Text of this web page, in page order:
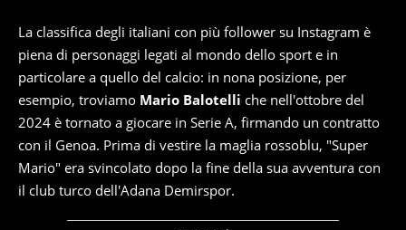
La classifica degli italiani con più follower su Instagram è
piena di personaggi legati al mondo dello sport e in
particolare a quello del calcio: in nona posizione, per
esempio, troviamo Mario Balotelli che nell'ottobre del
2024 è tornato a giocare in Serie A, firmando un contratto
con il Genoa. Prima di vestire la maglia rossoblu, "Super
Mario" era svincolato dopo la fine della sua avventura con
il club turco dell'Adana Demirspor.